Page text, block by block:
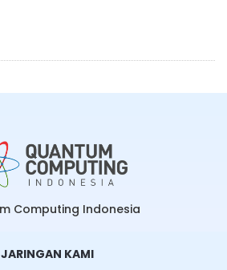
Computing Indonesia
JARINGAN KAMI